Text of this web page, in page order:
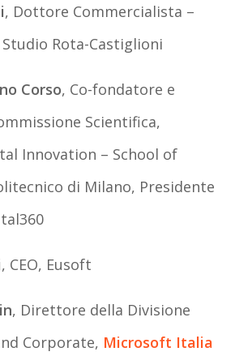
, Dottore Commercialista –
Studio Rota-Castiglioni
Corso, Co-fondatore e
Scientifica,
Innovation – School of
di Milano, Presidente
, CEO, Eusoft
, Direttore della Divisione
Corporate, Microsoft Italia